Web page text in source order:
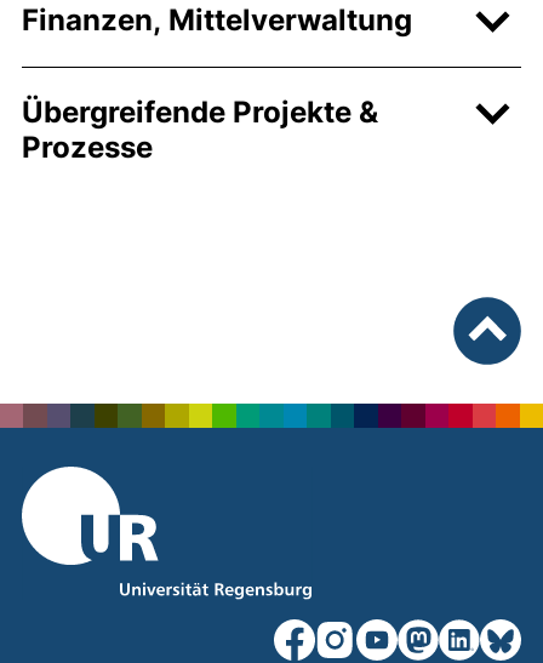
Finanzen, Mittelverwaltung
Übergreifende Projekte &
Prozesse
unsere Facebook-Seite
unsere Instagram-
unsere YouTube-
unsereunsere